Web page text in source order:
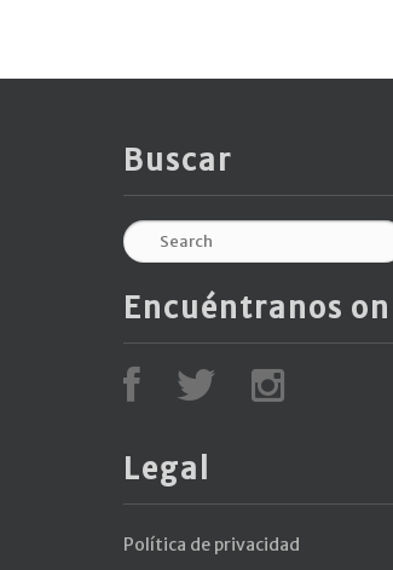
Buscar
Encuéntranos
Legal
Política de privacidad